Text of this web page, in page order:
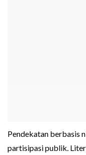
Pendekatan berbasis
partisipasi publik.